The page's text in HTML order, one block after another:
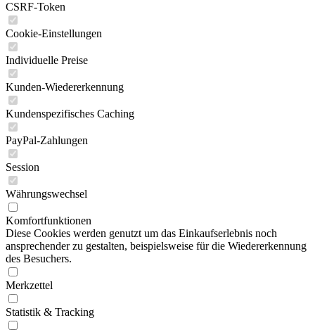
CSRF-Token
Cookie-Einstellungen
Individuelle Preise
Kunden-Wiedererkennung
Kundenspezifisches Caching
PayPal-Zahlungen
Session
Währungswechsel
Komfortfunktionen
Diese Cookies werden genutzt um das Einkaufserlebnis noch
ansprechender zu gestalten, beispielsweise für die Wiedererkennung
des Besuchers.
Merkzettel
Statistik & Tracking